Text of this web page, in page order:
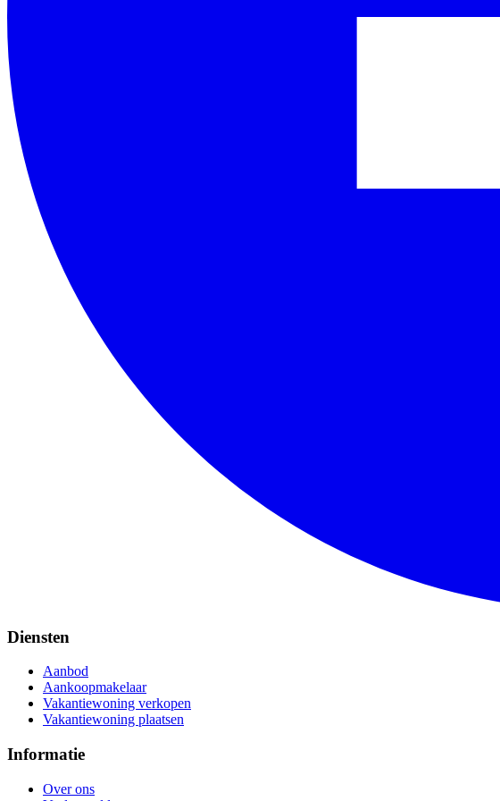
Diensten
Aanbod
Aankoopmakelaar
Vakantiewoning verkopen
Vakantiewoning plaatsen
Informatie
Over ons